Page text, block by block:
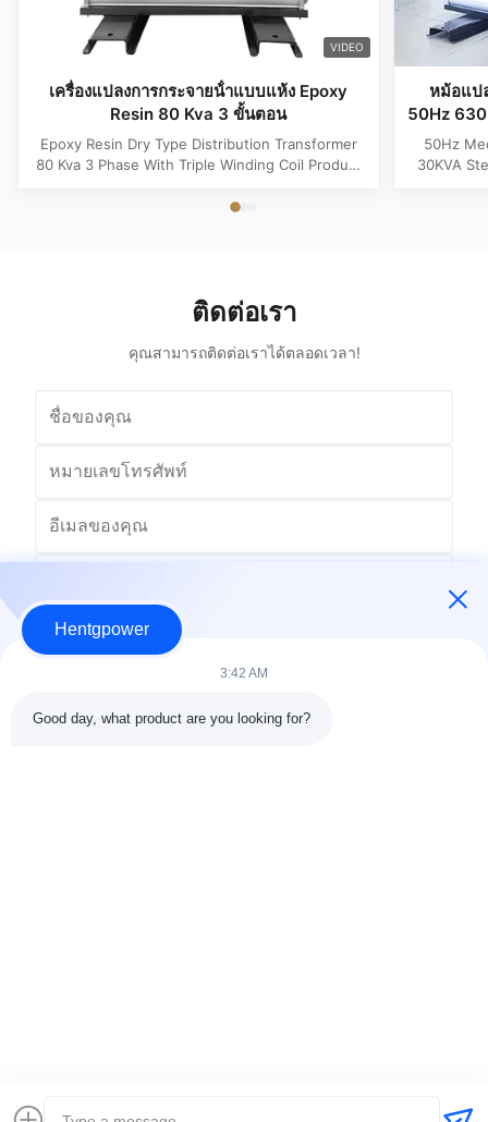
VIDEO
เครื่องแปลงการกระจายน้ําแบบแห้ง Epoxy
Resin 80 Kva 3 ขั้นตอน
Epoxy Resin Dry Type Distribution Transformer
80 Kva 3 Phase With Triple Winding Coil Product
transformer, distribution transformer, Dry Type
หม้อแป
50Hz
50Hz
30KVA
ติดต่อเรา
คุณสามารถติดต่อเราได้ตลอดเวลา!
© 2026 Hunan Hentg Power Electric Technology Co., Ltd.. All Rights
Hentgpower
3:42 AM
Good day, what product are you looking for?